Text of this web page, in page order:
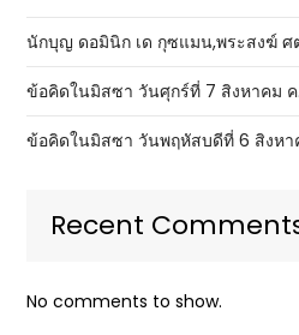
นักบุญ ดอมินิก เด กุซแมน,พระสงฆ์ ศต
ข้อคิดในมิสซา วันศุกร์ที่ 7 สิงหาคม ค
ข้อคิดในมิสซา วันพฤหัสบดีที่ 6 สิงหา
Recent
No comments to show.